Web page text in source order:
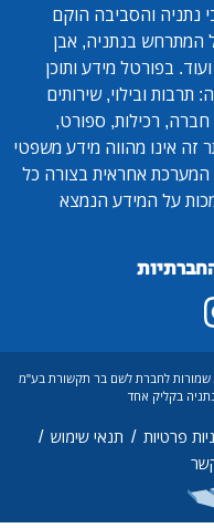
נתניה והסביבה הוקם
המתרחש בנתניה, אבן
בפורטל מידע ותוכן
ובילוי, שירותים
חברה, רכילות, ספורט,
זה אינו מהווה מידע משפטי
המערכת אחראית בצורה כל
על המידע הנמצא
שמורות לחברת לשם בר תקשורת בע"מ
בקליק אחד
פרטיות / תנאי שימוש /